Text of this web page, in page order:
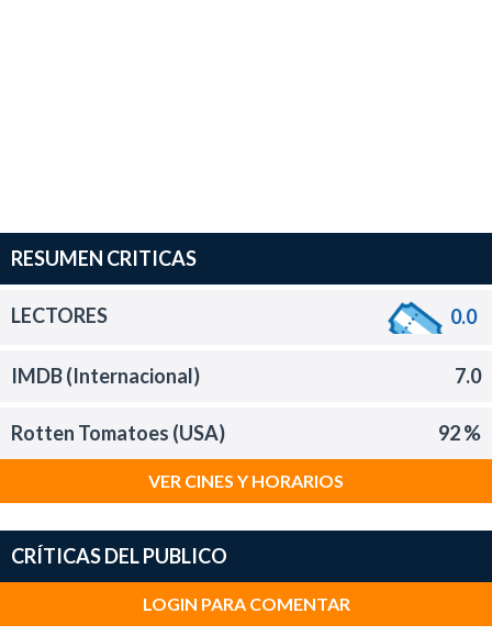
RESUMEN CRITICAS
LECTORES 0.0
IMDB (Internacional) 7.0
Rotten Tomatoes (USA) 92 %
VER CINES Y HORARIOS
CRÍTICAS DEL PUBLICO
LOGIN PARA COMENTAR